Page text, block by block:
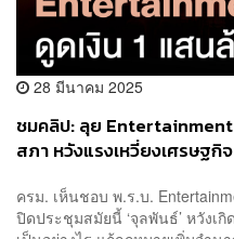
28 มีนาคม 2025
ชมคลิป: ลุย Entertainment
สภา หวังแรงเหวี่ยงเศรษฐ
ครม. เห็นชอบ พ.ร.บ.
ปิดประชุมสมัยนี้ ‘จุลพันธ์’ หวังเกิ